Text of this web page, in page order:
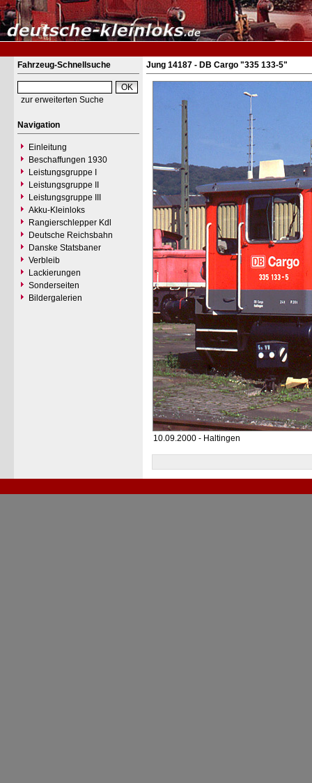
Fahrzeug-Schnellsuche
zur erweiterten Suche
Navigation
Einleitung
Beschaffungen 1930
Leistungsgruppe I
Leistungsgruppe II
Leistungsgruppe III
Akku-Kleinloks
Rangierschlepper Kdl
Deutsche Reichsbahn
Danske Statsbaner
Verbleib
Lackierungen
Sonderseiten
Bildergalerien
Jung 14187 - DB Cargo "335 133-5"
10.09.2000 - Haltingen